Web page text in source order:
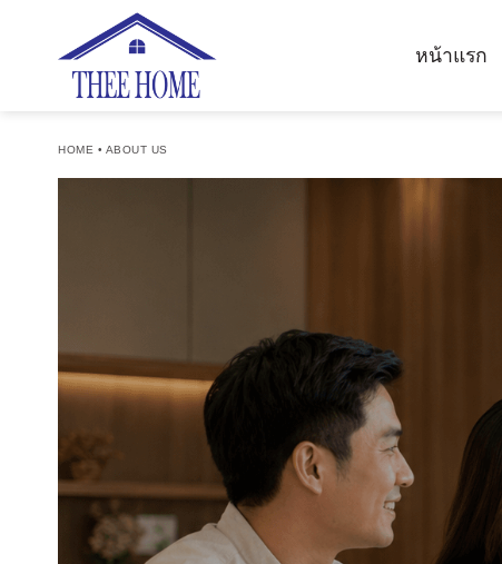
หน้าแรก
HOME • ABOUT US